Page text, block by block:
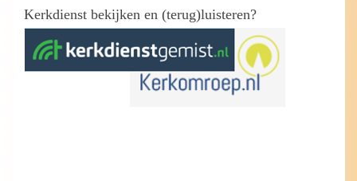
Kerkdienst bekijken en (terug)luisteren?